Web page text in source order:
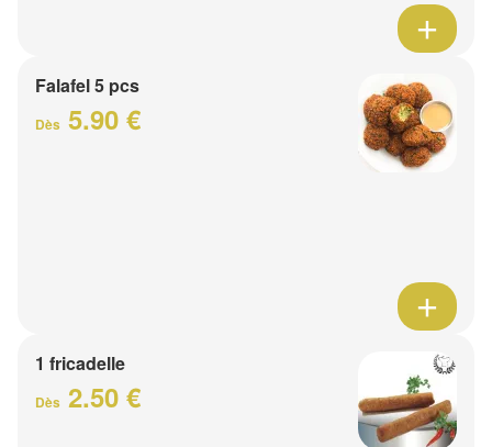
Falafel 5 pcs
Dès 5.90 €
1 fricadelle
Dès 2.50 €